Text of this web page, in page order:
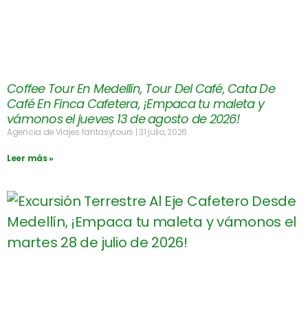
Coffee Tour En Medellín, Tour Del Café, Cata De
Café En Finca Cafetera, ¡Empaca tu maleta y
vámonos el jueves 13 de agosto de 2026!
Agencia de Viajes fantasytours 31 julio, 2026
Leer más »